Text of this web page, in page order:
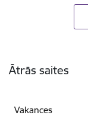
Ātrās saites
Vakances